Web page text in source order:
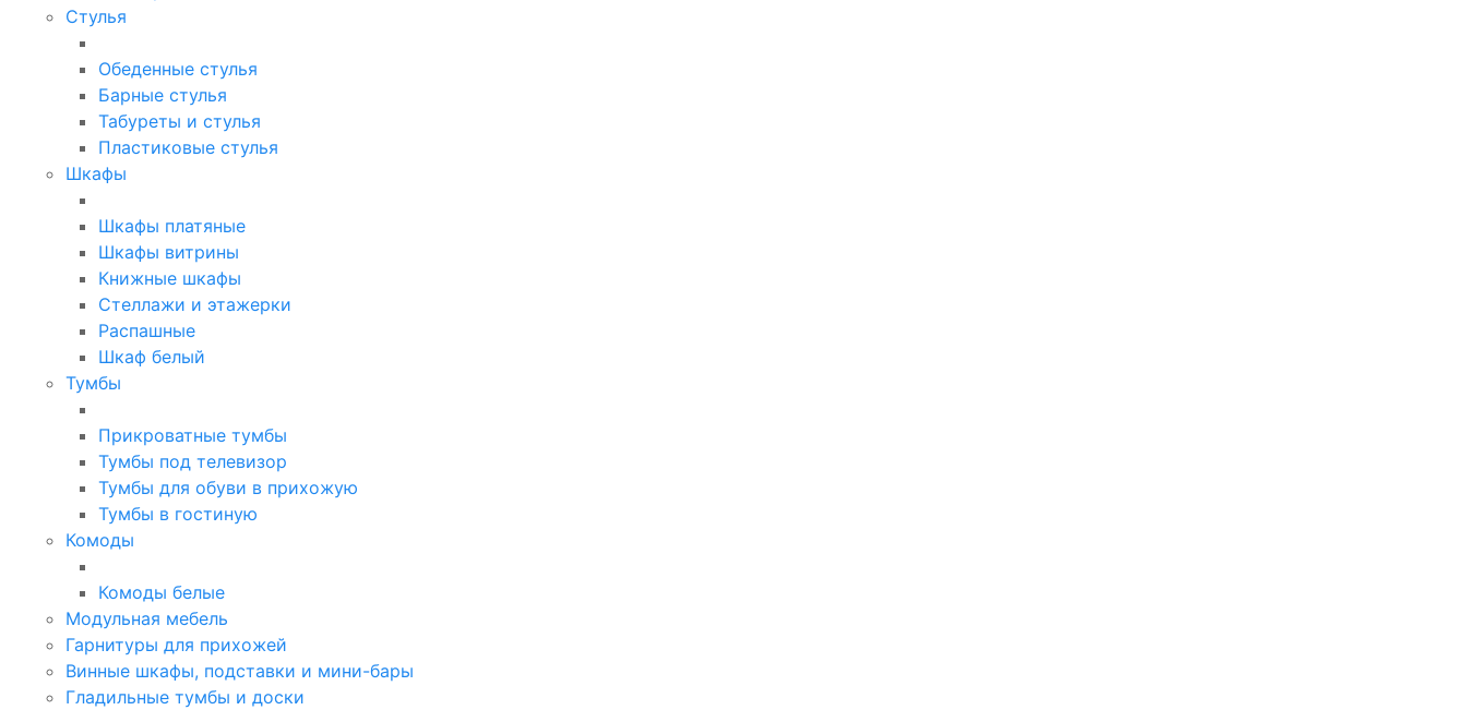
Стулья
Обеденные стулья
Барные стулья
Табуреты и стулья
Пластиковые стулья
Шкафы
Шкафы платяные
Шкафы витрины
Книжные шкафы
Стеллажи и этажерки
Распашные
Шкаф белый
Тумбы
Прикроватные тумбы
Тумбы под телевизор
Тумбы для обуви в прихожую
Тумбы в гостиную
Комоды
Комоды белые
Модульная мебель
Гарнитуры для прихожей
Винные шкафы, подставки и мини-бары
Гладильные тумбы и доски